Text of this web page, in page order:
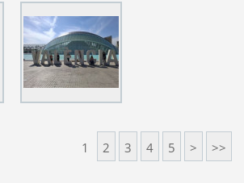
1 2 3 4 5 > >>